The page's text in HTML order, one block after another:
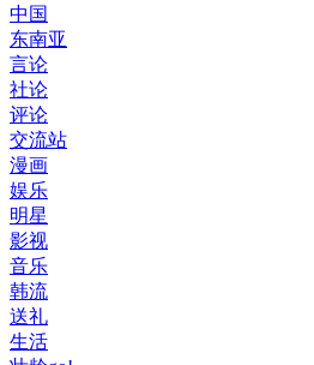
中国
东南亚
言论
社论
评论
交流站
漫画
娱乐
明星
影视
音乐
韩流
送礼
生活